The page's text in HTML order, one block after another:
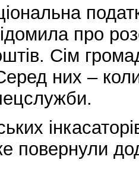
про
Сім
них –
повернули